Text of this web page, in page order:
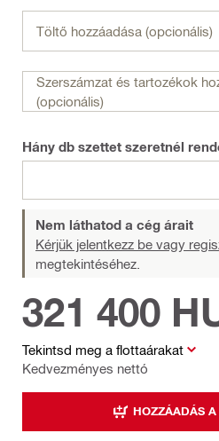
Töltő hozzáadása (opcionális)
Szerszámzat és tartozékok
(opcionális)
Hány db szettet szeretnél
Nem láthatod a cég árait
Kérjük jelentkezz be vagy
megtekintéséhez.
Tekintsd meg a flottaárakat
Kedvezményes nettó
321 400
HOZZÁADÁS